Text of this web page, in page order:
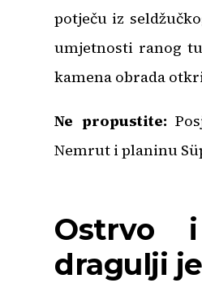
potječu iz
umjetnosti ranog
kamena obrada
Ne propustite:
Nemrut i planinu
Ostrvo
dragulji